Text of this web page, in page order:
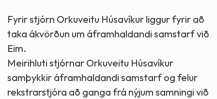
Fyrir stjórn Orkuveitu Húsavíkur liggur fyrir að
taka ákvörðun um áframhaldandi samstarf við
Eim.
Meirihluti stjórnar Orkuveitu Húsavíkur
samþykkir áframhaldandi samstarf og felur
rekstrarstjóra að ganga frá nýjum samningi við